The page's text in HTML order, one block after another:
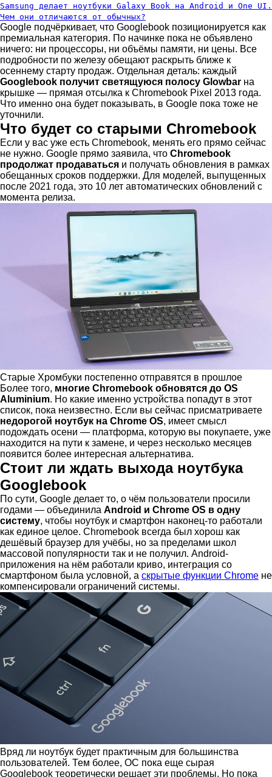
Samsung делает ноутбуки Galaxy Book на Android и One UI.
Чем они отличаются от обычных?
Google подчёркивает, что Googlebook позиционируется как
премиальная категория. По начинке пока не объявлено
ничего: ни процессоры, ни объёмы памяти, ни цены. Все
подробности по железу обещают раскрыть ближе к
осеннему старту продаж. Отдельная деталь: каждый
Googlebook получит светящуюся полосу Glowbar на
крышке — прямая отсылка к Chromebook Pixel 2013 года.
Что именно она будет показывать, в Google пока тоже не
уточнили.
Что будет со старыми Chromebook
Если у вас уже есть Chromebook, менять его прямо сейчас
не нужно. Google прямо заявила, что Chromebook
продолжат продаваться и получать обновления в рамках
обещанных сроков поддержки. Для моделей, выпущенных
после 2021 года, это 10 лет автоматических обновлений с
момента релиза.
Старые Хромбуки постепенно отправятся в прошлое
Более того, многие Chromebook обновятся до OS
Aluminium. Но какие именно устройства попадут в этот
список, пока неизвестно. Если вы сейчас присматриваете
недорогой ноутбук на Chrome OS, имеет смысл
подождать осени — платформа, которую вы покупаете, уже
находится на пути к замене, и через несколько месяцев
появится более интересная альтернатива.
Стоит ли ждать выхода ноутбука
Googlebook
По сути, Google делает то, о чём пользователи просили
годами — объединила Android и Chrome OS в одну
систему, чтобы ноутбук и смартфон наконец-то работали
как единое целое. Chromebook всегда был хорош как
дешёвый браузер для учёбы, но за пределами школ
массовой популярности так и не получил. Android-
приложения на нём работали криво, интеграция со
смартфоном была условной, а скрытые функции Chrome не
компенсировали ограничений системы.
Вряд ли ноутбук будет практичным для большинства
пользователей. Тем более, ОС пока еще сырая
Googlebook теоретически решает эти проблемы. Но пока